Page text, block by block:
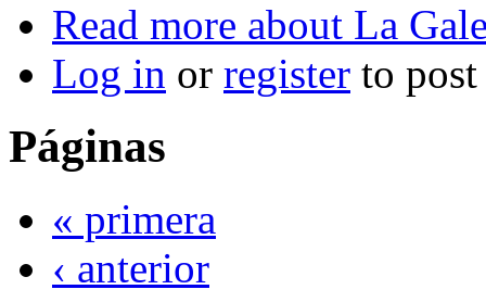
Read more about La
Log in or register to
Páginas
« primera
‹ anterior